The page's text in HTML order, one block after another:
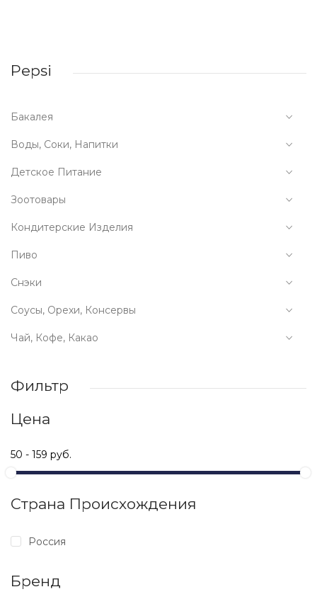
Pepsi
Бакалея
Воды, Соки, Напитки
Детское Питание
Зоотовары
Кондитерские Изделия
Пиво
Снэки
Соусы, Орехи, Консервы
Чай, Кофе, Какао
Фильтр
Цена
Страна Происхождения
Россия
Бренд